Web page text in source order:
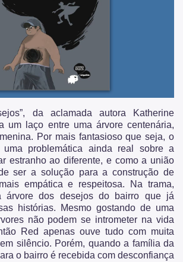
da aclamada autora Katherine
um laço entre uma árvore centenária,
Por mais fantasioso que seja, o
uma problemática ainda real sobre a
estranho ao diferente, e como a união
ser a solução para a construção de
empática e respeitosa. Na trama,
árvore dos desejos do bairro que já
histórias. Mesmo gostando de uma
não podem se intrometer na vida
Red apenas ouve tudo com muita
silêncio. Porém, quando a família da
o bairro é recebida com desconfiança